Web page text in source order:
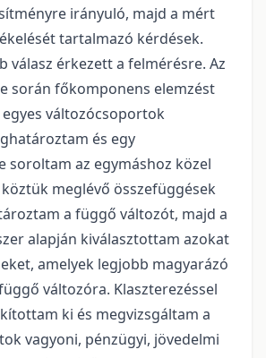
irányuló, majd a mért
tartalmazó kérdések.
válasz érkezett a felmérésre. Az
során főkomponens elemzést
változócsoportok
és egy
soroltam az egymáshoz közel
meglévő összefüggések
a függő változót, majd a
alapján kiválasztottam azokat
amelyek legjobb magyarázó
változóra. Klaszterezéssel
ki és megvizsgáltam a
vagyoni, pénzügyi, jövedelmi